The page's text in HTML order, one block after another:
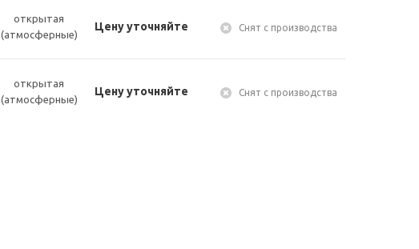
открытая
(атмосферные)
Цену уточняйте Снят с производства
открытая
(атмосферные)
Цену уточняйте Снят с производства